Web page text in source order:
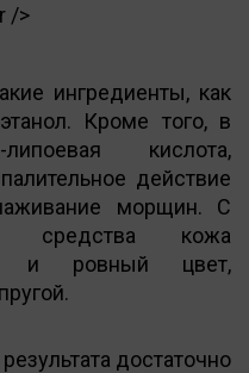
/>
ингредиенты, как
Кроме того, в
кислота,
действие
морщин. С
средства кожа
и ровный цвет,
достаточно